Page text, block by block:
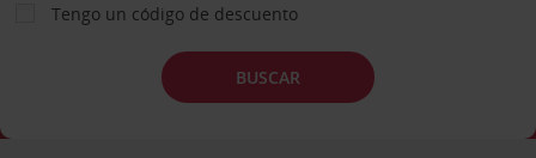
Tengo un código de descuento
BUSCAR